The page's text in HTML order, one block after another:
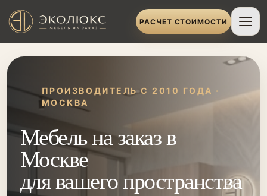
РАСЧЕТ СТОИМОСТИ
ПРОИЗВОДИТЕЛЬ С 2010 ГОДА ·
МОСКВА
Мебель на заказ в
Москве
для вашего пространства